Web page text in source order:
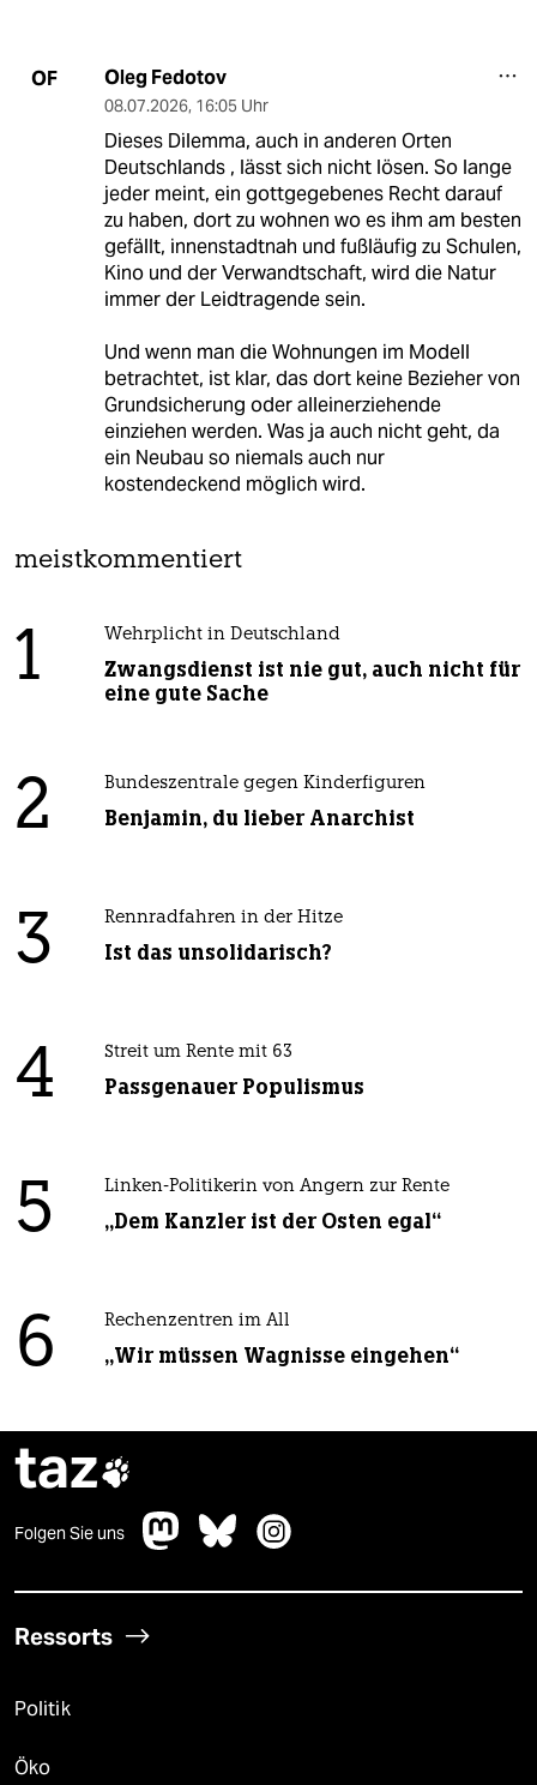
OF Oleg Fedotov
08.07.2026, 16:05 Uhr
Dieses Dilemma, auch in anderen Orten
Deutschlands , lässt sich nicht lösen. So lange
jeder meint, ein gottgegebenes Recht darauf
zu haben, dort zu wohnen wo es ihm am besten
gefällt, innenstadtnah und fußläufig zu Schulen,
Kino und der Verwandtschaft, wird die Natur
immer der Leidtragende sein.
Und wenn man die Wohnungen im Modell
betrachtet, ist klar, das dort keine Bezieher von
Grundsicherung oder alleinerziehende
einziehen werden. Was ja auch nicht geht, da
ein Neubau so niemals auch nur
kostendeckend möglich wird.
meistkommentiert
1 Wehrplicht in Deutschland
Zwangsdienst ist nie gut, auch nicht für
eine gute Sache
2 Bundeszentrale gegen Kinderfiguren
Benjamin, du lieber Anarchist
3 Rennradfahren in der Hitze
Ist das unsolidarisch?
4 Streit um Rente mit 63
Passgenauer Populismus
5 Linken-Politikerin von Angern zur Rente
„Dem Kanzler ist der Osten egal“
6 Rechenzentren im All
„Wir müssen Wagnisse eingehen“
taz
Folgen Sie uns
Ressorts
Politik
Öko